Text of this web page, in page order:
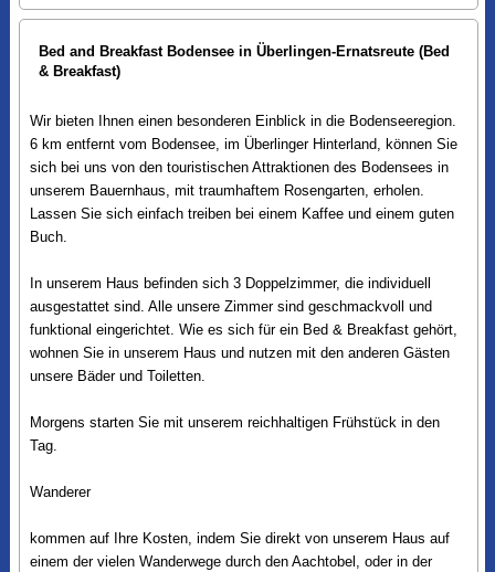
Bed and Breakfast Bodensee in Überlingen-Ernatsreute (Bed
& Breakfast)
Wir bieten Ihnen einen besonderen Einblick in die Bodenseeregion.
6 km entfernt vom Bodensee, im Überlinger Hinterland, können Sie
sich bei uns von den touristischen Attraktionen des Bodensees in
unserem Bauernhaus, mit traumhaftem Rosengarten, erholen.
Lassen Sie sich einfach treiben bei einem Kaffee und einem guten
Buch.
In unserem Haus befinden sich 3 Doppelzimmer, die individuell
ausgestattet sind. Alle unsere Zimmer sind geschmackvoll und
funktional eingerichtet. Wie es sich für ein Bed & Breakfast gehört,
wohnen Sie in unserem Haus und nutzen mit den anderen Gästen
unsere Bäder und Toiletten.
Morgens starten Sie mit unserem reichhaltigen Frühstück in den
Tag.
Wanderer
kommen auf Ihre Kosten, indem Sie direkt von unserem Haus auf
einem der vielen Wanderwege durch den Aachtobel, oder in der